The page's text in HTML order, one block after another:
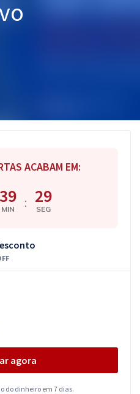
ACABAM EM:
39
MIN : 28
SEG
agora
do dinheiro em 7 dias.